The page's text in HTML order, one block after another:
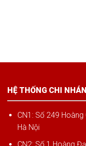
HỆ THỐNG CHI
CN1: Số 249 Hoàng
Hà Nội
CN2: Số 1 Hoàng